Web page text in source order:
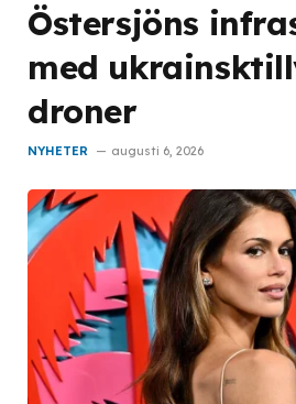
Östersjöns
med
droner
NYHETER augusti 6, 2026